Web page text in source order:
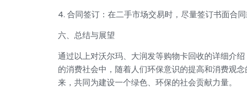
4. 合同签订：在二手市场交易时，尽量签订书面合
六、总结与展望
通过以上对沃尔玛、大润发等购物卡回收的详细介
的消费社会中，随着人们环保意识的提高和消费观
来，共同为建设一个绿色、环保的社会贡献力量。